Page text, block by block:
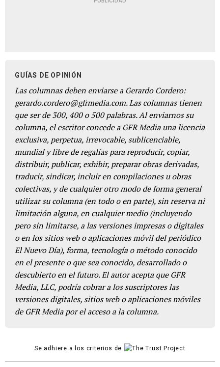
GUÍAS DE OPINIÓN
Las columnas deben enviarse a Gerardo Cordero:
gerardo.cordero@gfrmedia.com. Las columnas tienen
que ser de 300, 400 o 500 palabras. Al enviarnos su
columna, el escritor concede a GFR Media una licencia
exclusiva, perpetua, irrevocable, sublicenciable,
mundial y libre de regalías para reproducir, copiar,
distribuir, publicar, exhibir, preparar obras derivadas,
traducir, sindicar, incluir en compilaciones u obras
colectivas, y de cualquier otro modo de forma general
utilizar su columna (en todo o en parte), sin reserva ni
limitación alguna, en cualquier medio (incluyendo
pero sin limitarse, a las versiones impresas o digitales
o en los sitios web o aplicaciones móvil del periódico
El Nuevo Día), forma, tecnología o método conocido
en el presente o que sea conocido, desarrollado o
descubierto en el futuro. El autor acepta que GFR
Media, LLC, podría cobrar a los suscriptores las
versiones digitales, sitios web o aplicaciones móviles
de GFR Media por el acceso a la columna.
Se adhiere a los criterios de